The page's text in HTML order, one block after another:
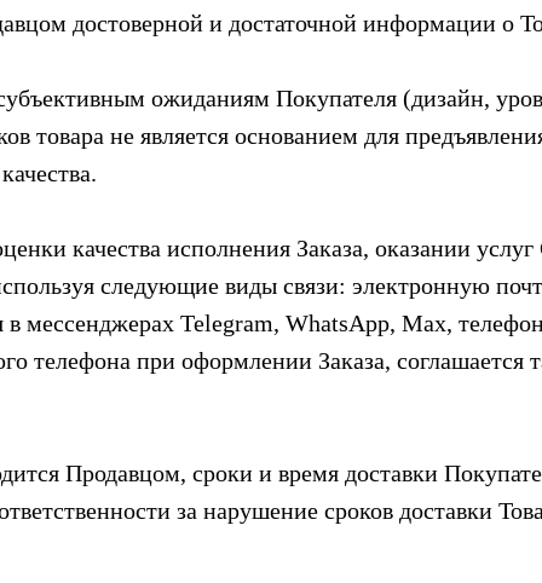
достоверной и достаточной информации о
ожиданиям Покупателя (дизайн,
товара не является основанием для
качества исполнения Заказа, оказании
следующие виды связи: электронную
мессенджерах Telegram, WhatsApp, Max,
телефона при оформлении Заказа, соглашается
Продавцом, сроки и время доставки
за нарушение сроков доставки